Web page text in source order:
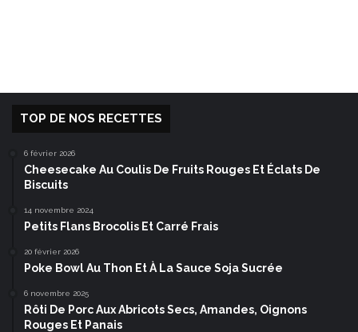
TOP DE NOS RECETTES
6 février 2026
Cheesecake Au Coulis De Fruits Rouges Et Éclats De
Biscuits
14 novembre 2024
Petits Flans Brocolis Et Carré Frais
20 février 2026
Poke Bowl Au Thon Et À La Sauce Soja Sucrée
6 novembre 2025
Rôti De Porc Aux Abricots Secs, Amandes, Oignons
Rouges Et Panais